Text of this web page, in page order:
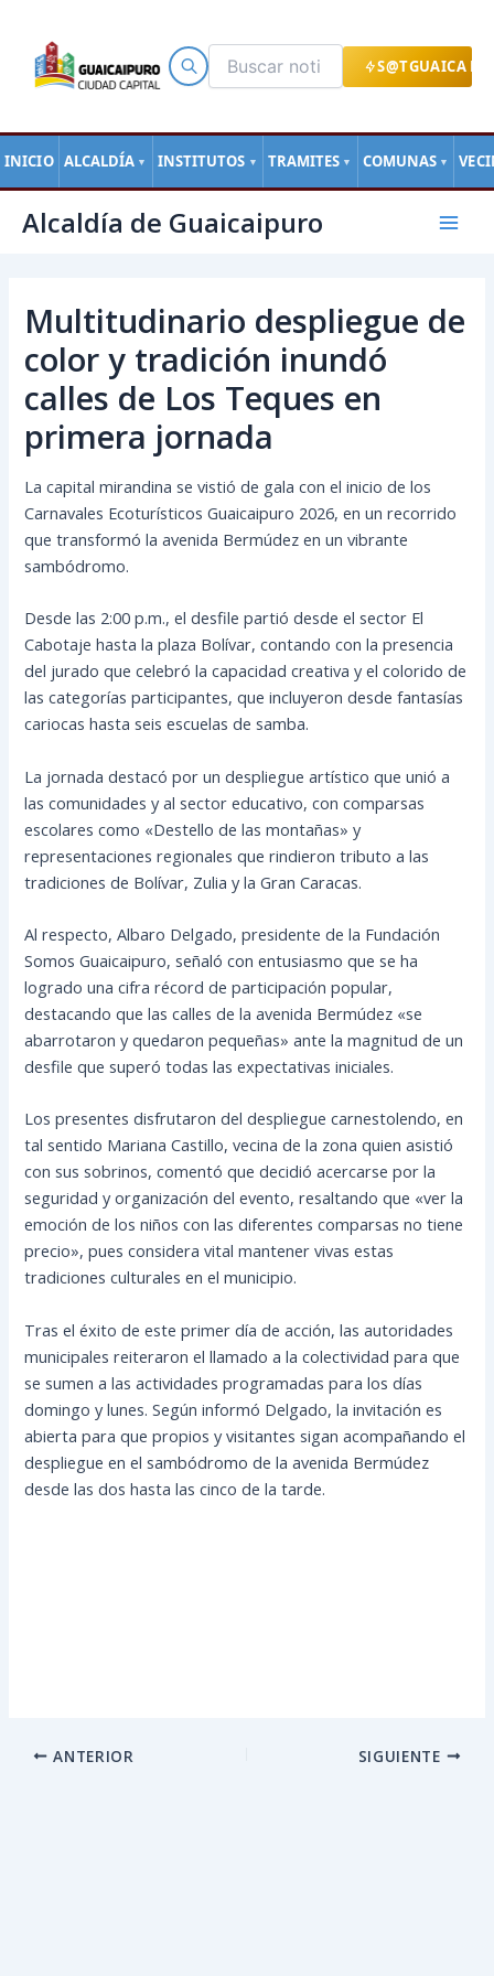
S@TGUAICA
INICIO ALCALDÍA ▼ INSTITUTOS ▼ TRAMITES ▼ COMUNAS ▼
contenido
Alcaldía de Guaicaipuro
Main
Multitudinario despliegue de
color y tradición inundó
calles de Los Teques en
primera jornada
La capital mirandina se vistió de gala con el inicio de los
Carnavales Ecoturísticos Guaicaipuro 2026, en un recorrido
que transformó la avenida Bermúdez en un vibrante
sambódromo.
Desde las 2:00 p.m., el desfile partió desde el sector El
Cabotaje hasta la plaza Bolívar, contando con la presencia
del jurado que celebró la capacidad creativa y el colorido de
las categorías participantes, que incluyeron desde fantasías
cariocas hasta seis escuelas de samba.
La jornada destacó por un despliegue artístico que unió a
las comunidades y al sector educativo, con comparsas
escolares como «Destello de las montañas» y
representaciones regionales que rindieron tributo a las
tradiciones de Bolívar, Zulia y la Gran Caracas.
Al respecto, Albaro Delgado, presidente de la Fundación
Somos Guaicaipuro, señaló con entusiasmo que se ha
logrado una cifra récord de participación popular,
destacando que las calles de la avenida Bermúdez «se
abarrotaron y quedaron pequeñas» ante la magnitud de un
desfile que superó todas las expectativas iniciales.
Los presentes disfrutaron del despliegue carnestolendo, en
tal sentido Mariana Castillo, vecina de la zona quien asistió
con sus sobrinos, comentó que decidió acercarse por la
seguridad y organización del evento, resaltando que «ver la
emoción de los niños con las diferentes comparsas no tiene
precio», pues considera vital mantener vivas estas
tradiciones culturales en el municipio.
Tras el éxito de este primer día de acción, las autoridades
municipales reiteraron el llamado a la colectividad para que
se sumen a las actividades programadas para los días
domingo y lunes. Según informó Delgado, la invitación es
abierta para que propios y visitantes sigan acompañando el
despliegue en el sambódromo de la avenida Bermúdez
desde las dos hasta las cinco de la tarde.
de
ANTERIOR SIGUIENTE